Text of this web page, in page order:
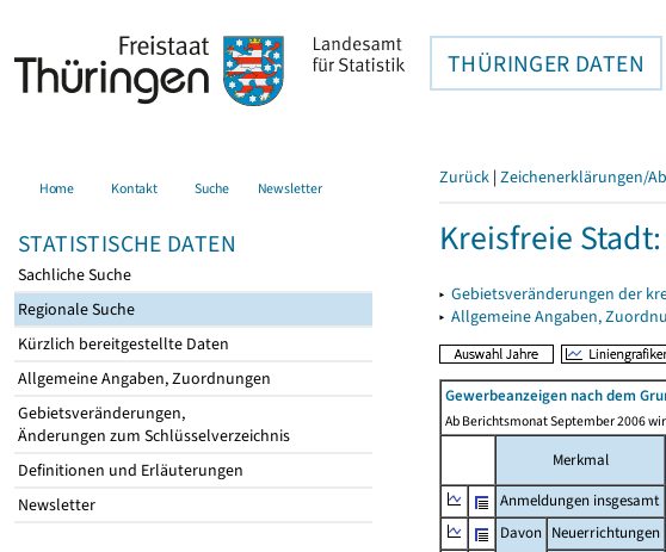
THÜRINGER DATEN
Home Kontakt Suche Newsletter
STATISTISCHE DATEN
Sachliche Suche
Regionale Suche
Kürzlich bereitgestellte Daten
Allgemeine Angaben, Zuordnungen
Gebietsveränderungen,
Änderungen zum Schlüsselverzeichnis
Definitionen und Erläuterungen
Newsletter
Zurück | Zeichenerklärungen/
Kreisfreie
▸ Gebietsveränderungen der
▸ Allgemeine Angaben,
Gewerbeanzeigen nach dem
Ab Berichtsmonat September 2006
Merkmal
Anmeldungen insgesamt
Davon Neuerrichtungen